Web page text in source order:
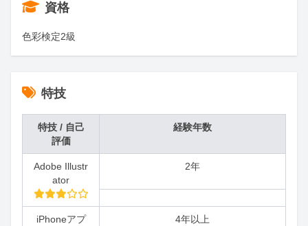
資格
色彩検定2級
特技
特技 / 自己
評価
経験年数
Adobe Illustr
ator
2年
iPhoneアプ
4年以上